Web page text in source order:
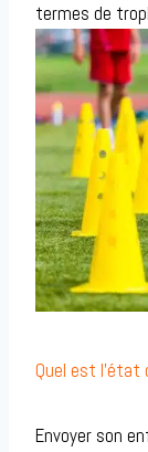
termes de
Quel est l’état
Envoyer son